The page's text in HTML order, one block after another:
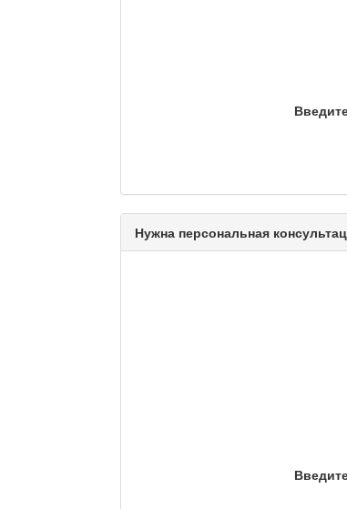
Актуальный
Нужна персональная